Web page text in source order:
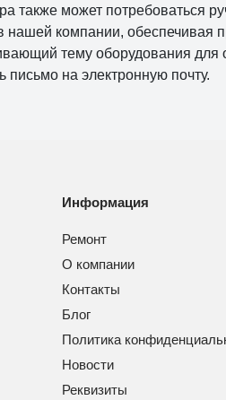
также может потребоваться
нашей компании,
тему оборудования
на электронную почту.
Информация
Ремонт
О компании
Контакты
Блог
Политика
Новости
Реквизиты